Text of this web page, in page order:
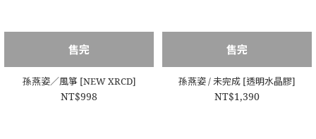
售完
孫燕姿／風箏 [NEW XRCD]
NT$998
售完
孫燕姿 / 未完成 [透明水晶膠]
NT$1,390